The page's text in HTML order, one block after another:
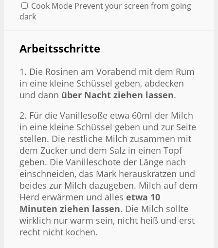
Cook Mode Prevent your screen from going
dark
Arbeitsschritte
1. Die Rosinen am Vorabend mit dem Rum
in eine kleine Schüssel geben, abdecken
und dann über Nacht ziehen lassen.
2. Für die Vanillesoße etwa 60ml der Milch
in eine kleine Schüssel geben und zur Seite
stellen. Die restliche Milch zusammen mit
dem Zucker und dem Salz in einen Topf
geben. Die Vanilleschote der Länge nach
einschneiden, das Mark herauskratzen und
beides zur Milch dazugeben. Milch auf dem
Herd erwärmen und alles etwa 10
Minuten ziehen lassen. Die Milch sollte
wirklich nur warm sein, nicht heiß und erst
recht nicht kochen.